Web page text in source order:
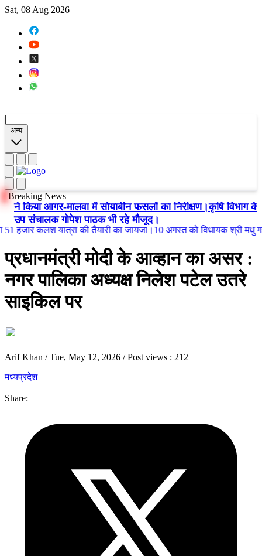
Sat, 08 Aug 2026
|
अन्य
Breaking News
ने किया आगर-मालवा में सोयाबीन फसलों का निरीक्षण।कृषि विभाग के
उप संचालक गोपेश पाठक भी रहे मौजूद।
कलश यात्रा की तैयारी का जायजा।10 अगस्त को विधायक श्री मधु
प्रधानमंत्री मोदी के आव्हान का असर :
नगर पालिका अध्यक्ष निलेश पटेल उतरे
साइकिल पर
Arif Khan /Tue, May 12, 2026 /Post views : 212
मध्यप्रदेश
Share: